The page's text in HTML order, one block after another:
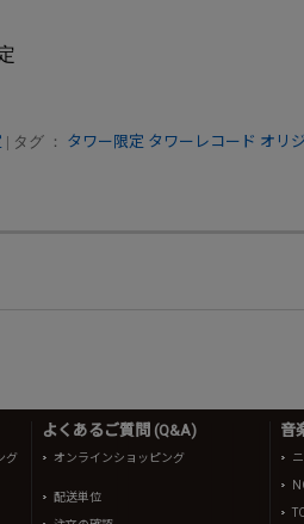
| タグ ： タワー限定 タワーレコード オリ
グ
よくあるご質問 (Q&A)
オンラインショッピング
配送単位
音